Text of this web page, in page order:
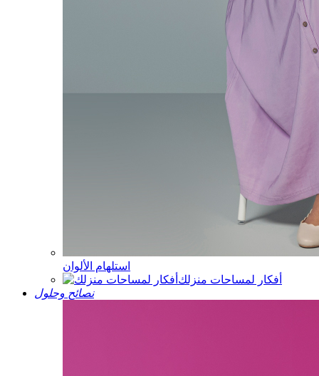
استلهام الألوان
أفكار لمساحات منزلك
نصائح وحلول